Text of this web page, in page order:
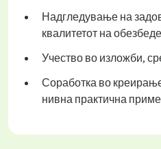
Надгледување на
квалитетот на
Учество во изложби,
Соработка во
нивна практична